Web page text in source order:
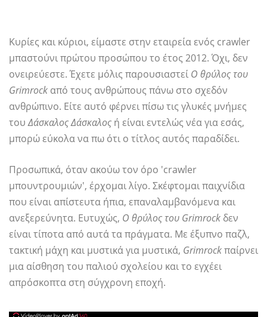
Κυρίες και κύριοι, είμαστε στην εταιρεία ενός crawler
μπαστούνι πρώτου προσώπου το έτος 2012. Όχι, δεν
ονειρεύεστε. Έχετε μόλις παρουσιαστεί Ο θρύλος του
Grimrock από τους ανθρώπους πάνω στο σχεδόν
ανθρώπινο. Είτε αυτό φέρνει πίσω τις γλυκές μνήμες
τουΔάσκαλος Δάσκαλος ή είναι εντελώς νέα για εσάς,
μπορώ εύκολα να πω ότι ο τίτλος αυτός παραδίδει.
Προσωπικά, όταν ακούω τον όρο 'crawler
μπουντρουμιών', έρχομαι λίγο. Σκέφτομαι παιχνίδια
που είναι απίστευτα ήπια, επαναλαμβανόμενα και
ανεξερεύνητα. Ευτυχώς, Ο θρύλος του Grimrock δεν
είναι τίποτα από αυτά τα πράγματα. Με έξυπνο παζλ,
τακτική μάχη και μυστικά για μυστικά, Grimrockπαίρνει
μια αίσθηση του παλιού σχολείου και το εγχέει
απρόσκοπτα στη σύγχρονη εποχή.